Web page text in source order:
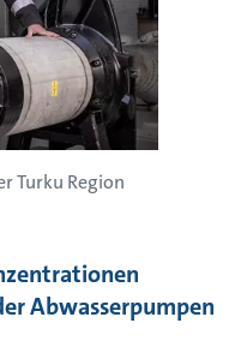
Turku Region
Abwasserpumpen